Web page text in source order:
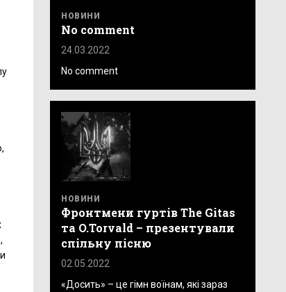
НОВИНИ
No comment
24.03.2022
No comment
НОВИНИ
Фронтмени гуртів The Gitas
та O.Torvald – презентували
спільну пісню
02.05.2022
«Досить» – це гімн воїнам, які зараз